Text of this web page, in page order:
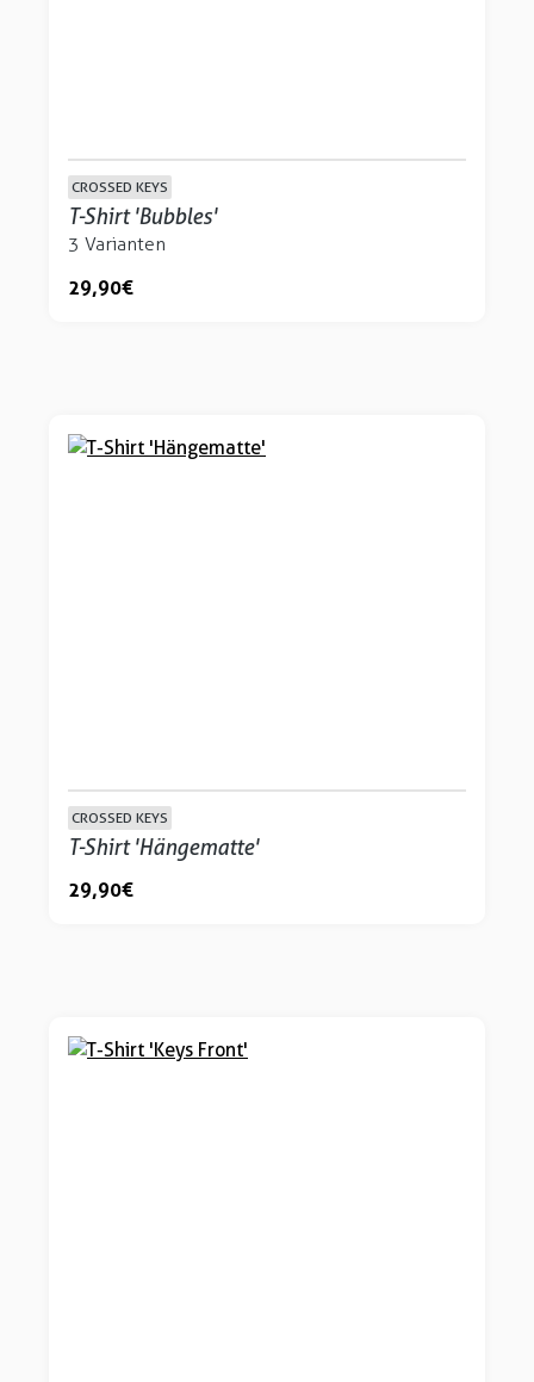
CROSSED KEYS
T-Shirt 'Bubbles'
3 Varianten
29,90 €
CROSSED KEYS
T-Shirt 'Hängematte'
29,90 €